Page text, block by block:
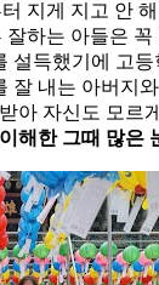
지게 지고 안
하는 아들은
설득했기에 고
잘 내는 아버지
아 자신도 모르
해한 그때 많은